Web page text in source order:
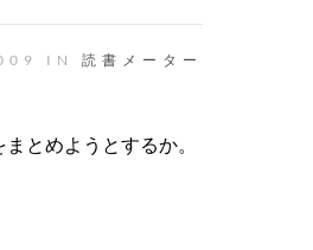
IN 読書メーター
とめようとするか。